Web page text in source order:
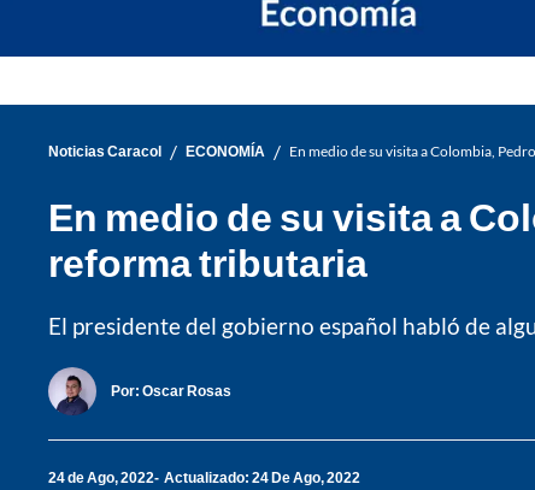
Noticias Caracol / ECONOMÍA / En medio de su visita a Colombia,
En medio de su visita a
reforma tributaria
El presidente del gobierno español habló de
Por: Oscar Rosas
24 de Ago, 2022 Actualizado: 24 De Ago, 2022